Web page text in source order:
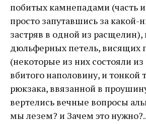
побитых камнепадами (часть
просто запутавшись за какой-
застряв в одной из
дюльферных петель, висящих
(некоторые из них состояли
вбитого наполовину, и тонкой
рюкзака, ввязанной в
вертелись вечные вопросы
мы лезем? и Зачем это нужно?..